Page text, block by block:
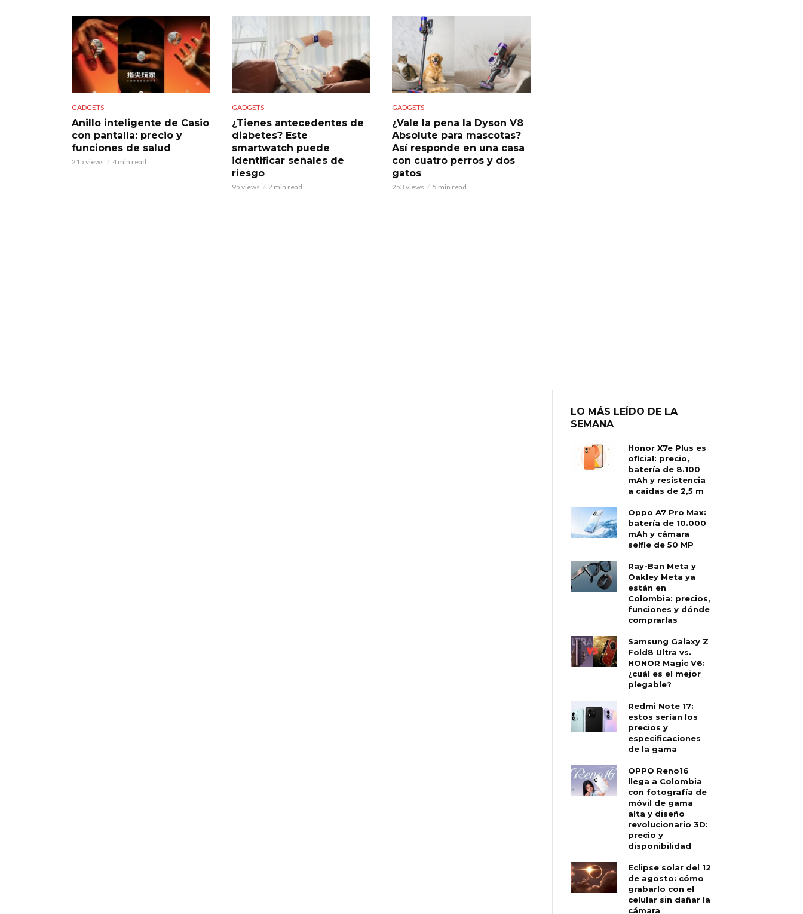
GADGETS
Anillo inteligente de Casio
con pantalla: precio y
funciones de salud
215 views 4 min read
GADGETS
¿Tienes antecedentes de
diabetes? Este
smartwatch puede
identificar señales de
riesgo
95 views 2 min read
GADGETS
¿Vale la pena la Dyson V8
Absolute para mascotas?
Así responde en una casa
con cuatro perros y dos
gatos
253 views 5 min read
LO MÁS LEÍDO DE LA
SEMANA
Honor X7e Plus es
oficial: precio,
batería de 8.100
mAh y resistencia
a caídas de 2,5 m
Oppo A7 Pro Max:
batería de 10.000
mAh y cámara
selfie de 50 MP
Ray-Ban Meta y
Oakley Meta ya
están en
Colombia: precios,
funciones y dónde
comprarlas
Samsung Galaxy Z
Fold8 Ultra vs.
HONOR Magic V6:
¿cuál es el mejor
plegable?
Redmi Note 17:
estos serían los
precios y
especificaciones
de la gama
OPPO Reno16
llega a Colombia
con fotografía de
móvil de gama
alta y diseño
revolucionario 3D:
precio y
disponibilidad
Eclipse solar del 12
de agosto: cómo
grabarlo con el
celular sin dañar la
cámara